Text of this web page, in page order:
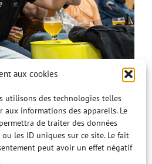
aux cookies
utilisons des technologies telles
aux informations des appareils. Le
de traiter des données
les ID uniques sur ce site. Le fait
peut avoir un effet négatif
annule et
du 25 au 28